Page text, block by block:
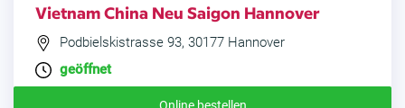
Vietnam China Neu Saigon Hannover
Podbielskistrasse 93, 30177 Hannover
geöffnet